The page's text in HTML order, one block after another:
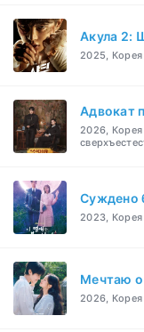
Акула 2:
2025,
Адвокат
2026,
Суждено
2023,
Мечтаю о
2026,